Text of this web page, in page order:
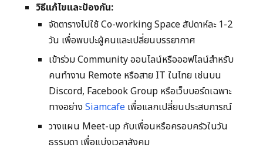
วิธีแก้ไขและป้องกัน:
จัดตารางไปใช้ Co-working Space สัปดาห์ละ 1-2
วัน เพื่อพบปะผู้คนและเปลี่ยนบรรยากาศ
เข้าร่วม Community ออนไลน์หรือออฟไลน์สำหรับ
คนทำงาน Remote หรือสาย IT ในไทย เช่นบน
Discord, Facebook Group หรือเว็บบอร์ดเฉพาะ
ทางอย่าง Siamcafe เพื่อแลกเปลี่ยนประสบการณ์
วางแผน Meet-up กับเพื่อนหรือครอบครัวในวัน
ธรรมดา เพื่อแบ่งเวลาสังคม